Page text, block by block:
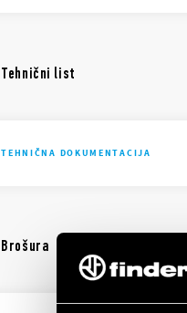
Tehnični list
TEHNIČNA DOKUMENTACIJA
Brošura